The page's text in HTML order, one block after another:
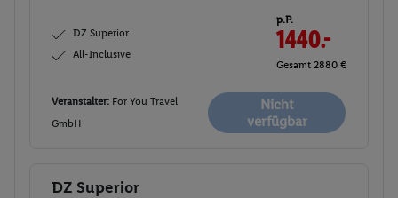
DZ Superior
All-Inclusive
p.P.
1440.-
Gesamt 2880 €
Veranstalter: For You Travel
GmbH
Nicht
verfügbar
Buchen
DZ Superior